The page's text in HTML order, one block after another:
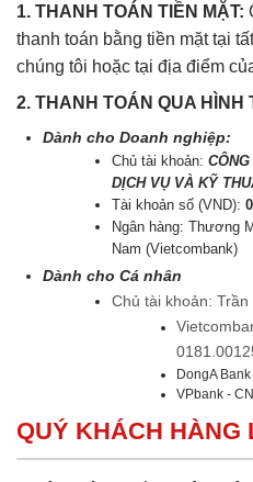
1. THANH TOÁN TIỀN MẶT:
thanh toán bằng tiền mặt tại
chúng tôi hoặc tại địa điểm
2. THANH TOÁN QUA HÌNH
Dành cho Doanh nghiệp:
Chủ tài khoản:
DỊCH VỤ VÀ KỸ
Tài khoản số (VND):
Ngân hàng: Thương
Nam (Vietcombank)
Dành cho Cá nhân
Chủ tài khoản: Trần
DongA
VPbank -
QUÝ KHÁCH HÀNG